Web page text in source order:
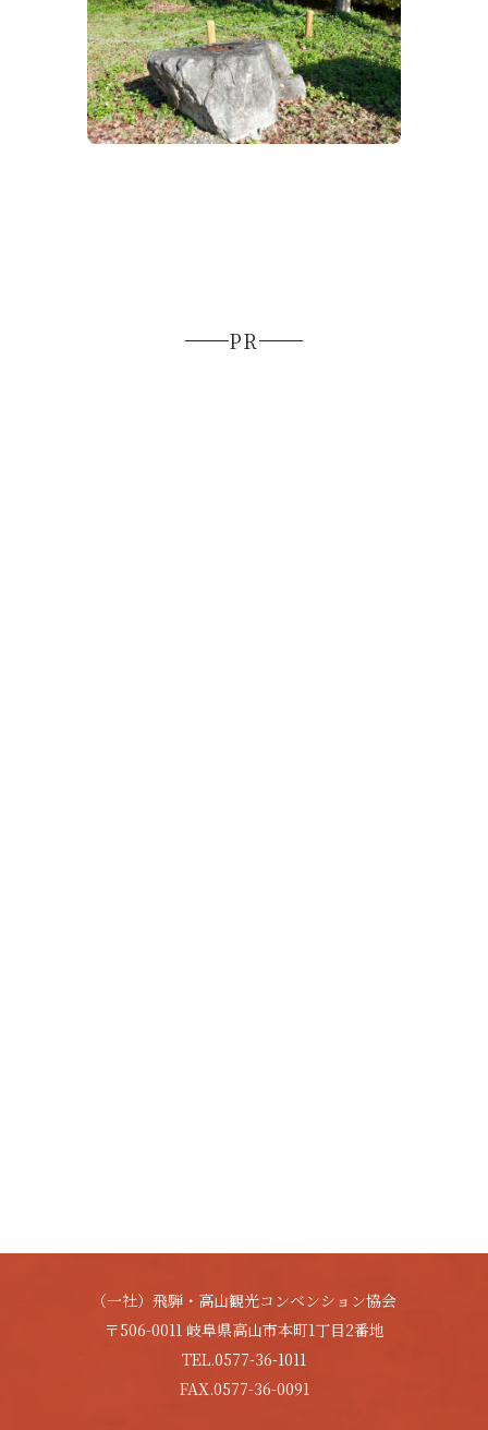
石橋廃寺塔心礎（日本遺産構成文化財）
PR
（一社）飛騨・高山観光コンベンション協会
〒506-0011 岐阜県高山市本町1丁目2番地
TEL.0577-36-1011
FAX.0577-36-0091